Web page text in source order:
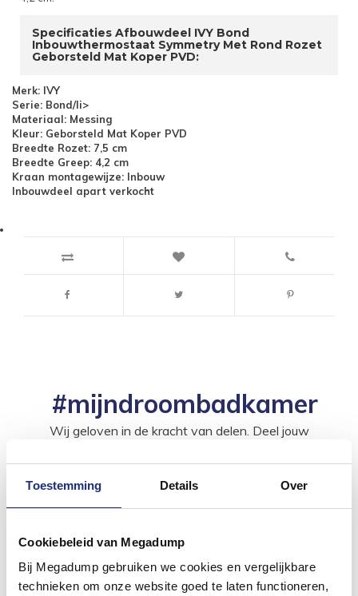
Toestemming Details Over
Cookiebeleid van Megadump
Bij Megadump gebruiken we cookies en vergelijkbare
technieken om onze website goed te laten functioneren,
Specificaties Afbouwdeel IVY Bond
Inbouwthermostaat Symmetry Met Rond Rozet
Geborsteld Mat Koper PVD:
Merk: IVY
Serie: Bond/li>
Materiaal: Messing
Kleur: Geborsteld Mat Koper PVD
Breedte Rozet: 7,5 cm
Breedte Greep: 4,2 cm
Kraan montagewijze: Inbouw
Inbouwdeel apart verkocht
#mijndroombadkamer
Wij geloven in de kracht van delen. Deel jouw
inspirerende omgeving vol met unieke
badkamerstijlen. Doe je mee?